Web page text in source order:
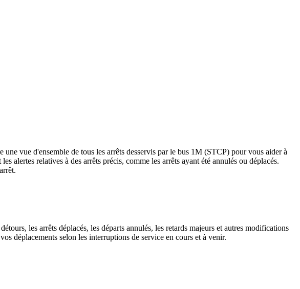
vue d'ensemble de tous les arrêts desservis par le bus 1M (STCP) pour vous aider à
alertes relatives à des arrêts précis, comme les arrêts ayant été annulés ou déplacés.
les arrêts déplacés, les départs annulés, les retards majeurs et autres modifications
déplacements selon les interruptions de service en cours et à venir.